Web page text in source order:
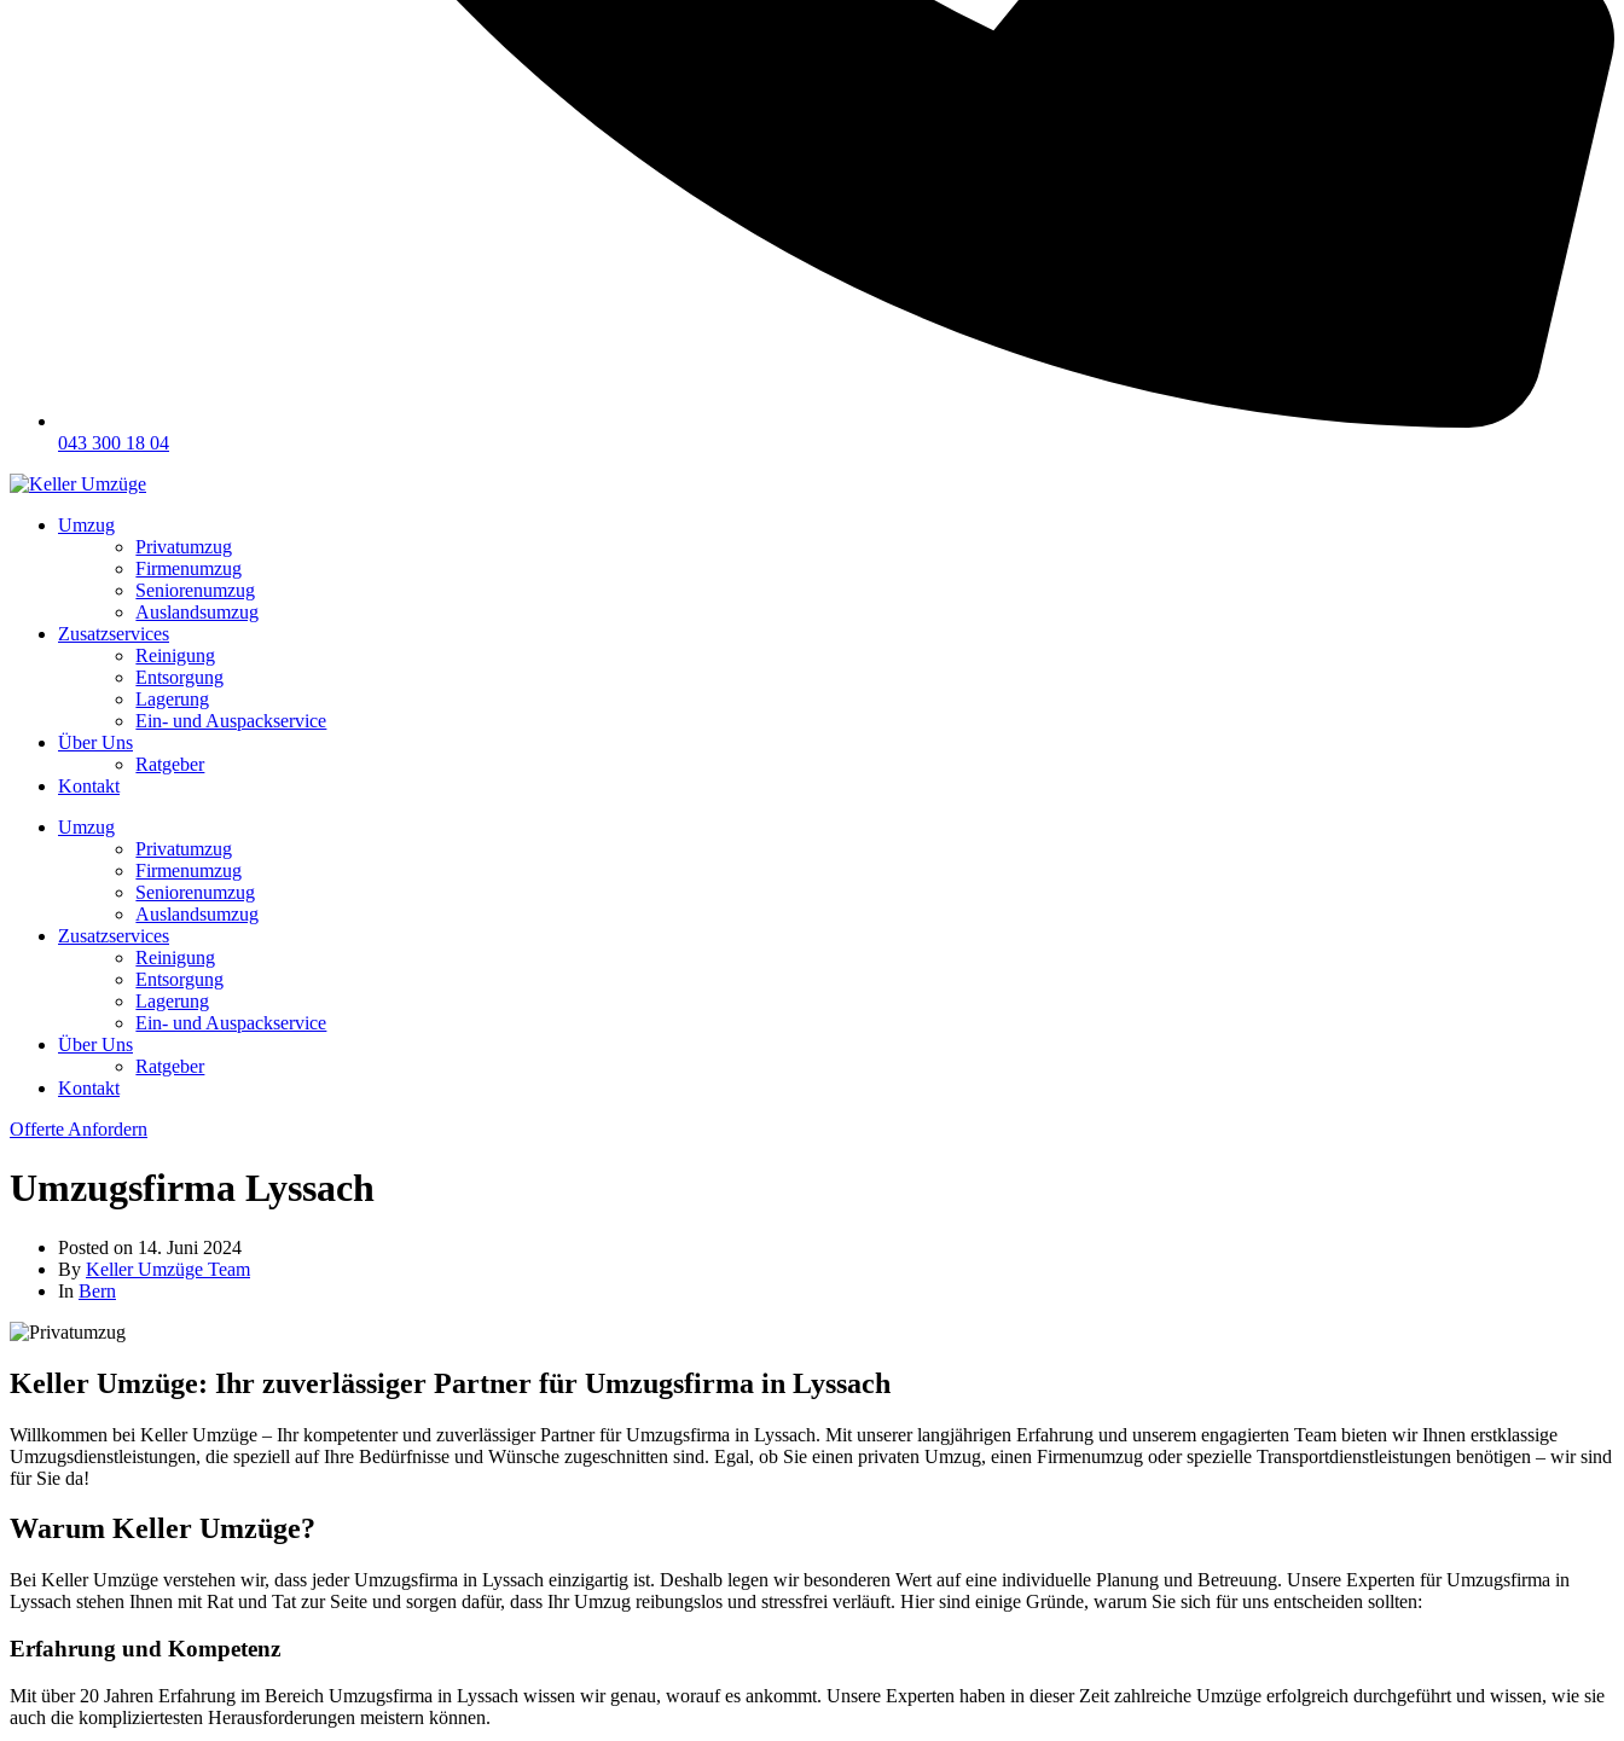
043 300 18 04
Umzug
Privatumzug
Firmenumzug
Seniorenumzug
Auslandsumzug
Zusatzservices
Reinigung
Entsorgung
Lagerung
Ein- und Auspackservice
Über Uns
Ratgeber
Kontakt
Umzug
Privatumzug
Firmenumzug
Seniorenumzug
Auslandsumzug
Zusatzservices
Reinigung
Entsorgung
Lagerung
Ein- und Auspackservice
Über Uns
Ratgeber
Kontakt
Offerte Anfordern
Umzugsfirma Lyssach
Posted on 14. Juni 2024
By Keller Umzüge Team
In Bern
Keller Umzüge: Ihr zuverlässiger Partner für Umzugsfirma in Lyssach
Willkommen bei Keller Umzüge – Ihr kompetenter und zuverlässiger Partner für Umzugsfirma in Lyssach. Mit unserer langjährigen Erfahrung und unserem engagierten Team bieten wir Ihnen erstklassige
Umzugsdienstleistungen, die speziell auf Ihre Bedürfnisse und Wünsche zugeschnitten sind. Egal, ob Sie einen privaten Umzug, einen Firmenumzug oder spezielle Transportdienstleistungen benötigen – wir sind
für Sie da!
Warum Keller Umzüge?
Bei Keller Umzüge verstehen wir, dass jeder Umzugsfirma in Lyssach einzigartig ist. Deshalb legen wir besonderen Wert auf eine individuelle Planung und Betreuung. Unsere Experten für Umzugsfirma in
Lyssach stehen Ihnen mit Rat und Tat zur Seite und sorgen dafür, dass Ihr Umzug reibungslos und stressfrei verläuft. Hier sind einige Gründe, warum Sie sich für uns entscheiden sollten:
Erfahrung und Kompetenz
Mit über 20 Jahren Erfahrung im Bereich Umzugsfirma in Lyssach wissen wir genau, worauf es ankommt. Unsere Experten haben in dieser Zeit zahlreiche Umzüge erfolgreich durchgeführt und wissen, wie sie
auch die kompliziertesten Herausforderungen meistern können.